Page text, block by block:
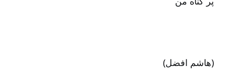
(هاشم افضل‌)